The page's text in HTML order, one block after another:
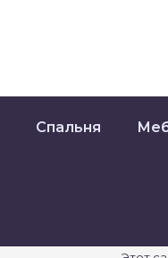
Спальня